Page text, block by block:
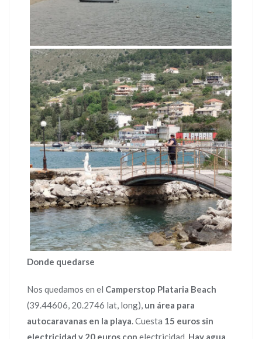
Donde quedarse
Nos quedamos en el Camperstop Plataria Beach
(39.44606, 20.2746 lat, long), un área para
autocaravanas en la playa. Cuesta 15 euros sin
electricidad y 20 euros con electricidad. Hay agua